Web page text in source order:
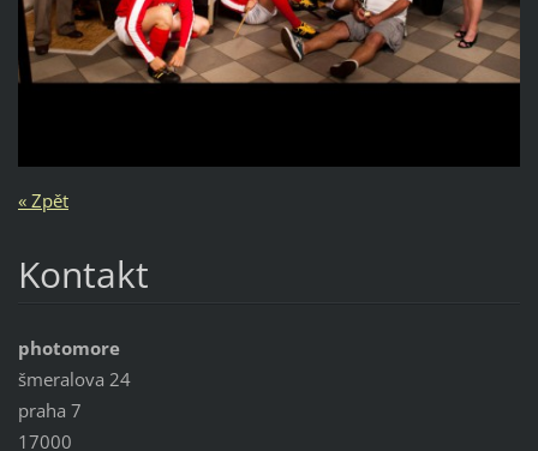
« Zpět
Kontakt
photomore
šmeralova 24
praha 7
17000